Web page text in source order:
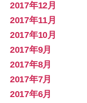
2017年12月
2017年11月
2017年10月
2017年9月
2017年8月
2017年7月
2017年6月